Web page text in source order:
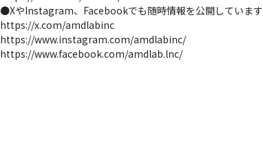
●XやInstagram、Facebookでも随時情報を公開しています
https://x.com/amdlabinc
https://www.instagram.com/amdlabinc/
https://www.facebook.com/amdlab.lnc/